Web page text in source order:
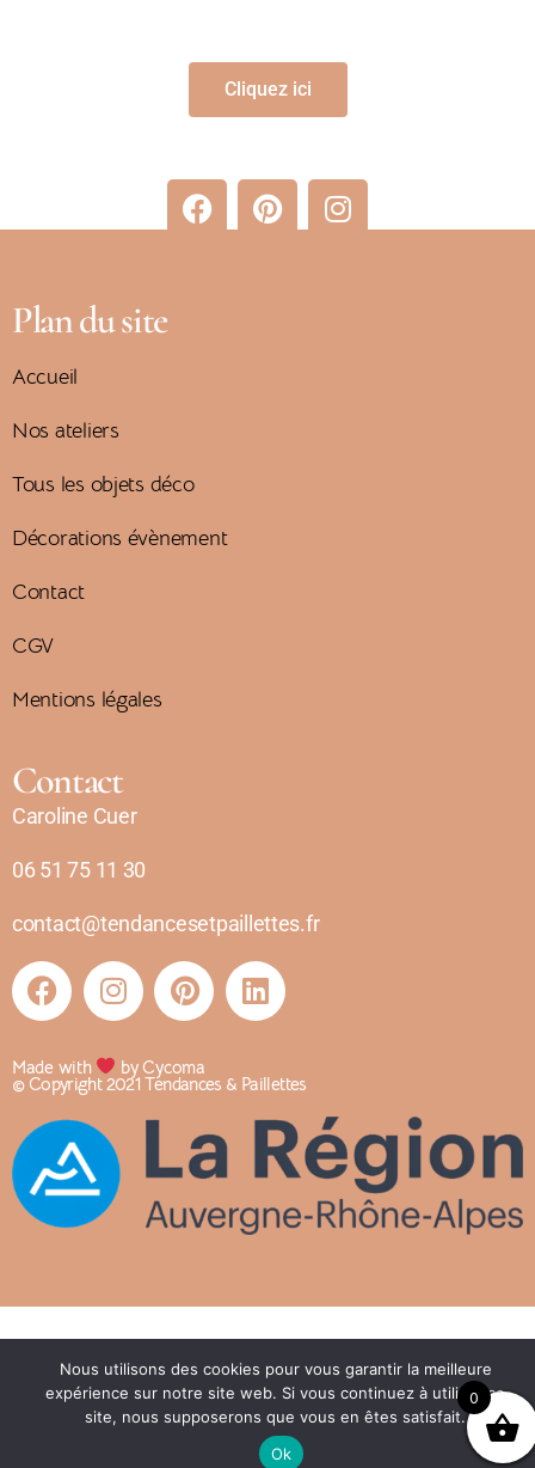
Cliquez ici
Plan du site
Accueil
Nos ateliers
Tous les objets déco
Décorations évènement
Contact
CGV
Mentions légales
Contact
Caroline Cuer
06 51 75 11 30
contact@tendancesetpaillettes.fr
Made with by Cycoma
© Copyright 2021 Tendances & Paillettes
0
Nous utilisons des cookies pour vous garantir la meilleure
expérience sur notre site web. Si vous continuez à utiliser ce
site, nous supposerons que vous en êtes satisfait.
Ok